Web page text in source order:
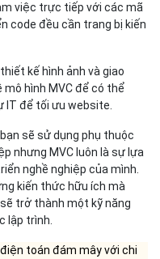
việc trực tiếp với các mã
code đều cần trang bị kiến
kế hình ảnh và giao
hình MVC để có thể
IT để tối ưu website.
sẽ sử dụng phụ thuộc
nhưng MVC luôn là sự lựa
nghề nghiệp của mình.
kiến thức hữu ích mà
trở thành một kỹ năng
lập trình.
toán đám mây với chi